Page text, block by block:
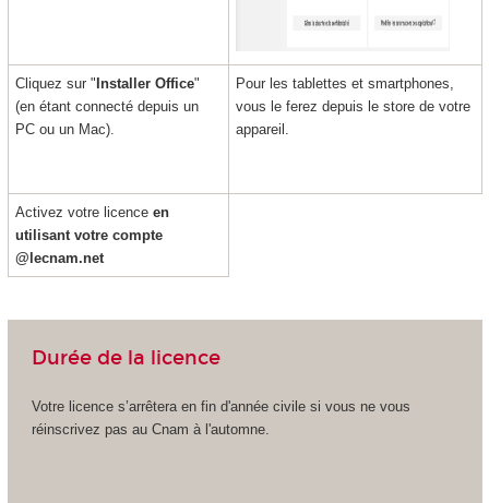
Cliquez sur " Installer Office"
(en étant connecté depuis un
PC ou un Mac).
Pour les tablettes et smartphones,
vous le ferez depuis le store de votre
appareil.
Activez votre licence en
utilisant votre compte
@lecnam.net
Durée de la licence
Votre licence s’arrêtera en fin d'année civile si vous ne vous
réinscrivez pas au Cnam à l'automne.